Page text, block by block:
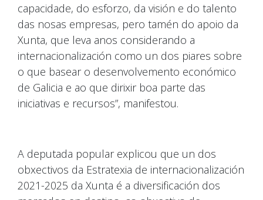
capacidade, do esforzo, da visión e do talento
das nosas empresas, pero tamén do apoio da
Xunta, que leva anos considerando a
internacionalización como un dos piares sobre
o que basear o desenvolvemento económico
de Galicia e ao que dirixir boa parte das
iniciativas e recursos”, manifestou.
A deputada popular explicou que un dos
obxectivos da Estratexia de internacionalización
2021-2025 da Xunta é a diversificación dos